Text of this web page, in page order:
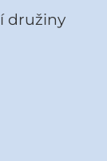
družiny